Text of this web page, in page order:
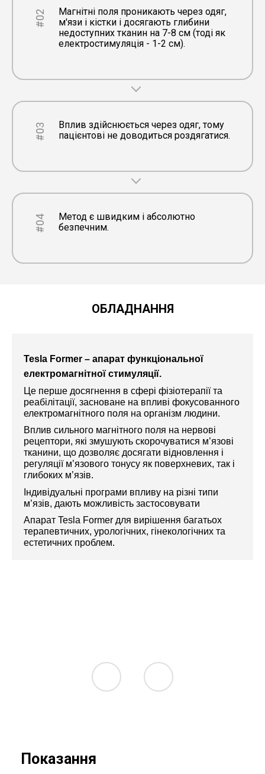
#02
Магнітні поля проникають через одяг,
м'язи і кістки і досягають глибини
недоступних тканин на 7-8 см (тоді як
електростимуляція - 1-2 см).
#03
Вплив здійснюється через одяг, тому
пацієнтові не доводиться роздягатися.
#04
Метод є швидким і абсолютно
безпечним.
ОБЛАДНАННЯ
Tesla Former – апарат функціональної
електромагнітної стимуляції.
Це перше досягнення в сфері фізіотерапії та
реабілітації, засноване на впливі фокусованного
електромагнітного поля на організм людини.
Вплив сильного магнітного поля на нервові
рецептори, які змушують скорочуватися м’язові
тканини, що дозволяє досягати відновлення і
регуляції м’язового тонусу як поверхневих, так і
глибоких м’язів.
Індивідуальні програми впливу на різні типи
м’язів, дають можливість застосовувати
Апарат Tesla Former для вирішення багатьох
терапевтичних, урологічних, гінекологічних та
естетичних проблем.
Показання